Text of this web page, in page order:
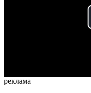
реклама